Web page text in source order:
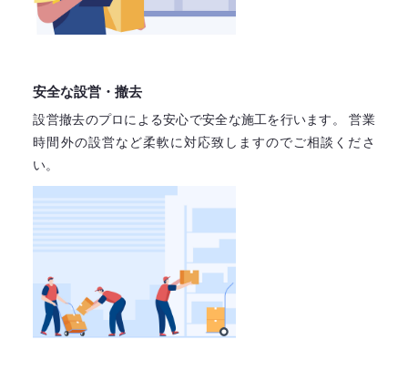
安全な設営・撤去
設営撤去のプロによる安心で安全な施工を行います。
営業
時間外の設営など柔軟に対応致しますのでご相談くださ
い。